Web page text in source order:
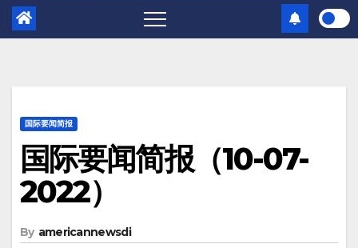
国际要闻简报
国际要闻简报（10-07-
2022）
By americannewsdi